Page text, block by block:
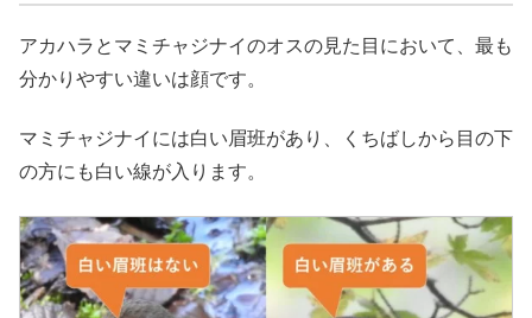
アカハラとマミチャジナイのオスの見た目において、最も
分かりやすい違いは顔です。
マミチャジナイには白い眉班があり、くちばしから目の下
の方にも白い線が入ります。